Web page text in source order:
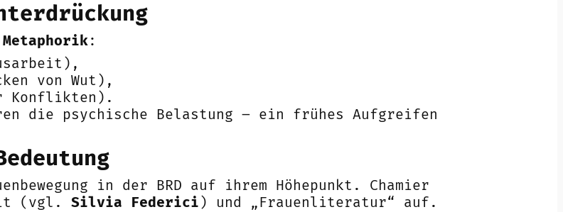
:
von Wut),
die psychische Belastung – ein frühes Aufgreifen
in der BRD auf ihrem Höhepunkt. Chamier
(vgl. Silvia Federici ) und „Frauenliteratur“ auf.